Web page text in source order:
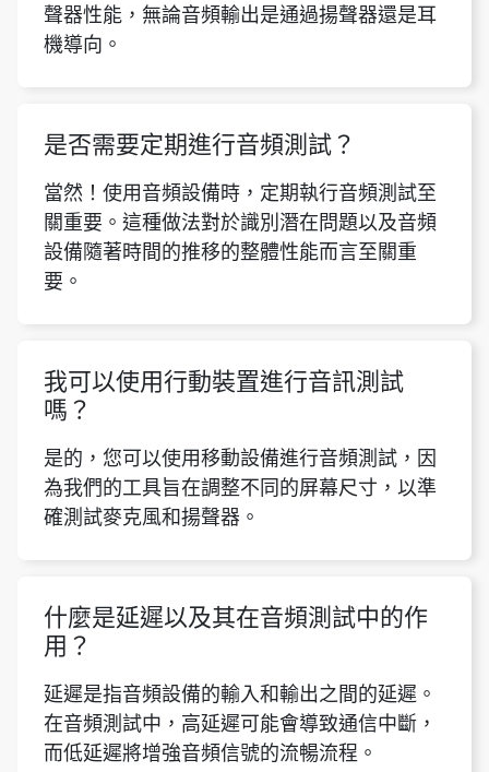
聲器性能，無論音頻輸出是通過揚聲器還是耳
機導向。
是否需要定期進行音頻測試？
當然！使用音頻設備時，定期執行音頻測試至
關重要。這種做法對於識別潛在問題以及音頻
設備隨著時間的推移的整體性能而言至關重
要。
我可以使用行動裝置進行音訊測試
嗎？
是的，您可以使用移動設備進行音頻測試，因
為我們的工具旨在調整不同的屏幕尺寸，以準
確測試麥克風和揚聲器。
什麼是延遲以及其在音頻測試中的作
用？
延遲是指音頻設備的輸入和輸出之間的延遲。
在音頻測試中，高延遲可能會導致通信中斷，
而低延遲將增強音頻信號的流暢流程。